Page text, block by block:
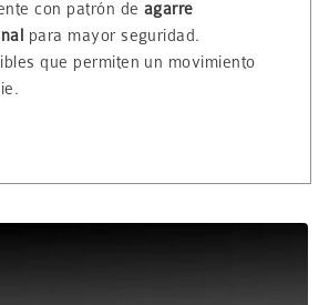
con patrón de agarre
para mayor seguridad.
que permiten un movimiento